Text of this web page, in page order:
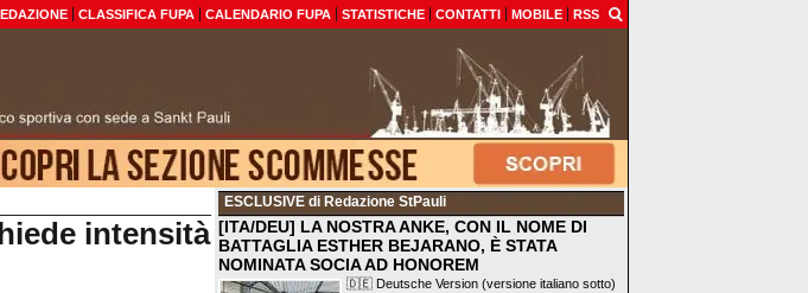
CLASSIFICA FUPA CALENDARIO FUPA STATISTICHE CONTATTI MOBILE RSS
intensità
ESCLUSIVE di Redazione StPauli
[ITA/DEU] LA NOSTRA ANKE, CON IL NOME DI
BATTAGLIA ESTHER BEJARANO, È STATA
NOMINATA SOCIA AD HONOREM
🇩🇪 Deutsche Version (versione italiano sotto)